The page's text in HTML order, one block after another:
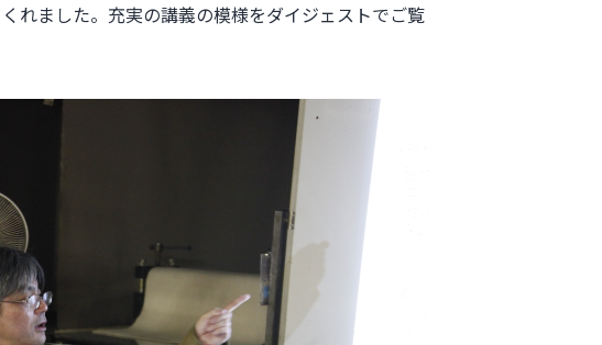
れました。充実の講義の模様をダイジェストでご覧